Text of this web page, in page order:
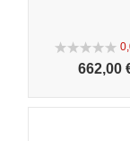
662,00